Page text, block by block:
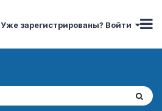
Уже зарегистрированы? Войти